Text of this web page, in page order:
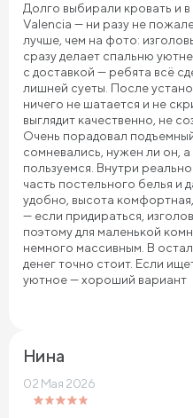
Долго выбирали кровать и
Valencia — ни разу не
лучше, чем на фото:
сразу делает спальню
с доставкой — ребята всё
лишней суеты. После
ничего не шатается и не
выглядит качественно, не
Очень порадовал
сомневались, нужен ли он,
пользуемся. Внутри
часть постельного белья и
удобно, высота
— если придираться,
поэтому для маленькой
немного массивным. В
денег точно стоит. Если
уютное — хороший вариант
Нина
02 Мая 2026